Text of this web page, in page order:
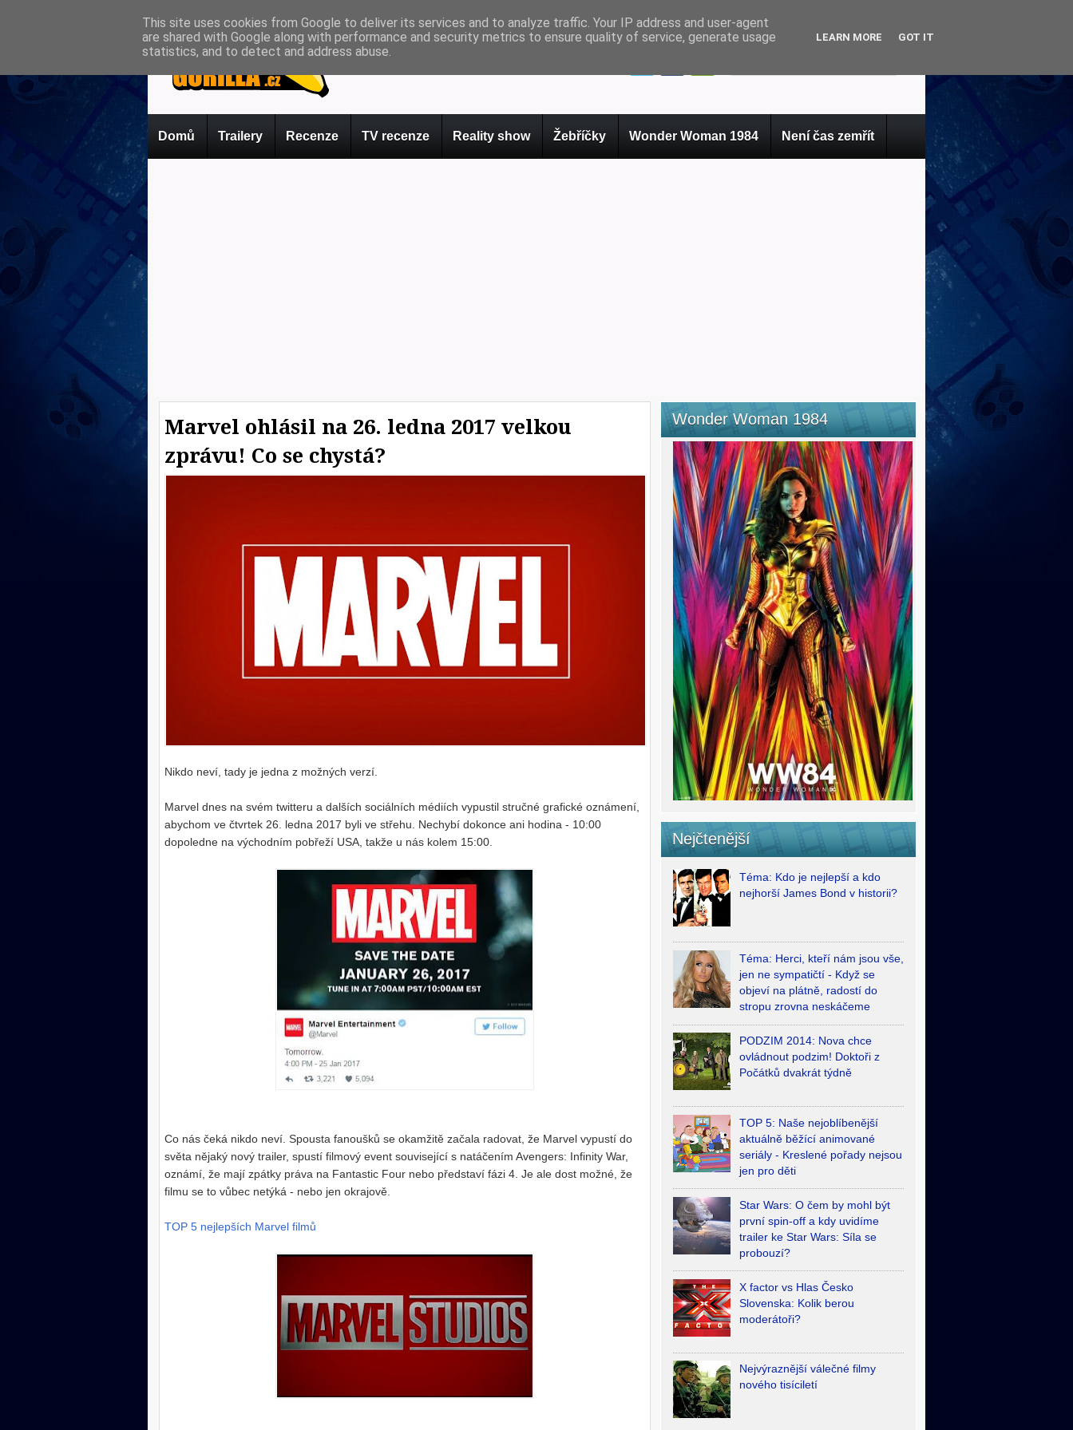
Domů Trailery Recenze TV recenze Reality show Žebříčky Wonder Woman 1984 Není čas zemřít
Marvel ohlásil na 26. ledna 2017 velkou
zprávu! Co se chystá?
Nikdo neví, tady je jedna z možných verzí.
Marvel dnes na svém twitteru a dalších sociálních médiích vypustil stručné grafické oznámení,
abychom ve čtvrtek 26. ledna 2017 byli ve střehu. Nechybí dokonce ani hodina - 10:00
dopoledne na východním pobřeží USA, takže u nás kolem 15:00.
Co nás čeká nikdo neví. Spousta fanoušků se okamžitě začala radovat, že Marvel vypustí do
světa nějaký nový trailer, spustí filmový event související s natáčením Avengers: Infinity War,
oznámí, že mají zpátky práva na Fantastic Four nebo představí fázi 4. Je ale dost možné, že
filmu se to vůbec netýká - nebo jen okrajově.
TOP 5 nejlepších Marvel filmů
Wonder Woman 1984
Nejčtenější
Téma: Kdo je nejlepší a kdo
nejhorší James Bond v historii?
Téma: Herci, kteří nám jsou vše,
jen ne sympatičtí - Když se
objeví na plátně, radostí do
stropu zrovna neskáčeme
PODZIM 2014: Nova chce
ovládnout podzim! Doktoři z
Počátků dvakrát týdně
TOP 5: Naše nejoblíbenější
aktuálně běžící animované
seriály - Kreslené pořady nejsou
jen pro děti
Star Wars: O čem by mohl být
první spin-off a kdy uvidíme
trailer ke Star Wars: Síla se
probouzí?
X factor vs Hlas Česko
Slovenska: Kolik berou
moderátoři?
Nejvýraznější válečné filmy
nového tisíciletí
This site uses cookies from Google to deliver its services and to analyze traffic. Your IP address and user-agent
are shared with Google along with performance and security metrics to ensure quality of service, generate usage
statistics, and to detect and address abuse.
LEARN MORE GOT IT